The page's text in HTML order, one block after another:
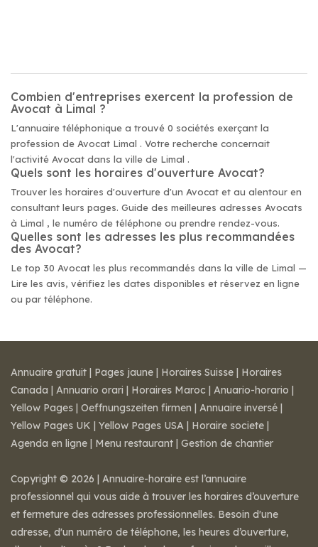
Combien d'entreprises exercent la profession de
Avocat à Limal ?
L'annuaire téléphonique a trouvé 0 sociétés exerçant la
profession de Avocat Limal . Votre recherche concernait
l'activité Avocat dans la ville de Limal .
Quels sont les horaires d'ouverture Avocat?
Trouver les horaires d'ouverture d'un Avocat et au alentour en
consultant leurs pages. Guide des meilleures adresses Avocats
à Limal , le numéro de téléphone ou prendre rendez-vous.
Quelles sont les adresses les plus recommandées
des Avocat?
Le top 30 Avocat les plus recommandés dans la ville de Limal —
Lire les avis, vérifiez les dates disponibles et réservez en ligne
ou par téléphone.
Annuaire gratuit | Pages jaune | Horaires Suisse | Horaires
Canada | Annuario orari | Horaires Maroc | Anuario-horario |
Yellow Pages | Oeffnungszeiten firmen | Annuaire inversé |
Yellow Pages UK | Yellow Pages USA | Horaire societe |
Agenda en ligne | Menu restaurant | Gestion de chantier
Copyright © 2026 | Annuaire-horaire est l’annuaire
professionnel qui vous aide à trouver les horaires d’ouverture
et fermeture des adresses professionnelles. Besoin d'une
adresse, d'un numéro de téléphone, les heures d’ouverture,